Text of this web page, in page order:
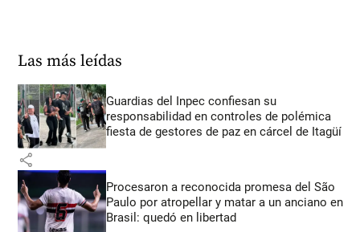
Las más leídas
Guardias del Inpec confiesan su
responsabilidad en controles de polémica
fiesta de gestores de paz en cárcel de Itagüí
share
Procesaron a reconocida promesa del São
Paulo por atropellar y matar a un anciano en
Brasil: quedó en libertad